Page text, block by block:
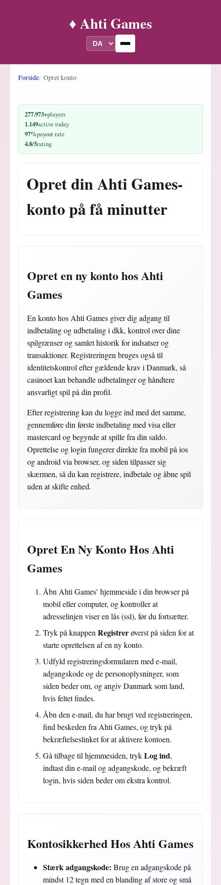
♦️ Ahti Games
Forside Opret konto
277.973+players
1.149active today
97%payout rate
4.8/5rating
Opret din Ahti Games-
konto på få minutter
Opret en ny konto hos Ahti
Games
En konto hos Ahti Games giver dig adgang til
indbetaling og udbetaling i dkk, kontrol over dine
spilgrænser og samlet historik for indsatser og
transaktioner. Registreringen bruges også til
identitetskontrol efter gældende krav i Danmark, så
casinoet kan behandle udbetalinger og håndtere
ansvarligt spil på din profil.
Efter registrering kan du logge ind med det samme,
gennemføre din første indbetaling med visa eller
mastercard og begynde at spille fra din saldo.
Oprettelse og login fungerer direkte fra mobil på ios
og android via browser, og siden tilpasser sig
skærmen, så du kan registrere, indbetale og åbne spil
uden at skifte enhed.
Opret En Ny Konto Hos Ahti
Games
Åbn Ahti Games’ hjemmeside i din browser på
mobil eller computer, og kontroller at
adresselinjen viser en lås (ssl), før du fortsætter.
Tryk på knappenRegistrerøverst på siden for at
starte oprettelsen af en ny konto.
Udfyld registreringsformularen med e-mail,
adgangskode og de personoplysninger, som
siden beder om, og angiv Danmark som land,
hvis feltet findes.
Åbn den e-mail, du har brugt ved registreringen,
find beskeden fra Ahti Games, og tryk på
bekræftelseslinket for at aktivere kontoen.
Gå tilbage til hjemmesiden, trykLog ind,
indtast din e-mail og adgangskode, og bekræft
login, hvis siden beder om ekstra kontrol.
Kontosikkerhed Hos Ahti Games
Stærk adgangskode: Brug en adgangskode på
mindst 12 tegn med en blanding af store og små